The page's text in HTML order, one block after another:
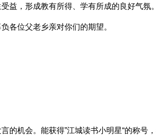
益，形成教有所得、学有所成的良好气氛。
各位父老乡亲对你们的期望。
的机会。能获得”江城读书小明星“的称号